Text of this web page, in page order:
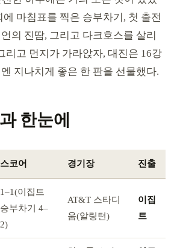
마침표를 찍은 승부차기, 첫 출전
의 진땀, 그리고 다크호스를 살리
리고 먼지가 가라앉자, 대진은 16강
지나치게 좋은 한 판을 선물했다.
한눈에
스코어 경기장 진출
1–1(이집트
승부차기 4–
2)
AT&T 스타디
움(알링턴)
이집
트